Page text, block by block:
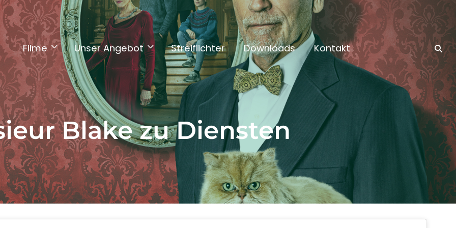
Filme Unser Angebot Streiflichter Downloads Kontakt
Blake zu Diensten